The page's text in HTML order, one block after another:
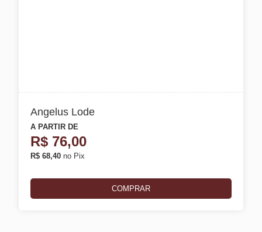
Angelus Lode
A PARTIR DE
R$ 76,00
R$ 68,40 no Pix
COMPRAR